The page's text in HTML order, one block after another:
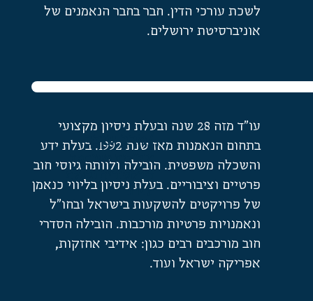
לשכת עורכי הדין. חבר בחבר הנאמנים של
אוניברסיטת ירושלים.
/מרב עופר
מנכ״לית משותפת,
דירקטורית ובעלת
מניות
עו"ד מזה 28 שנה ובעלת ניסיון מקצועי
בתחום הנאמנות מאז שנת 1992. בעלת ידע
והשכלה משפטית. הובילה ולוותה גיוסי חוב
פרטיים וציבוריים. בעלת ניסיון בליווי כנאמן
של פרויקטים להשקעות בישראל ובחו"ל
ונאמנויות פרטיות מורכבות. הובילה הסדרי
חוב מורכבים רבים כגון: אידיבי אחזקות,
אפריקה ישראל ועוד.